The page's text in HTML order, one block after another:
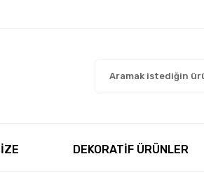
DEKORATİF ÜRÜNLER